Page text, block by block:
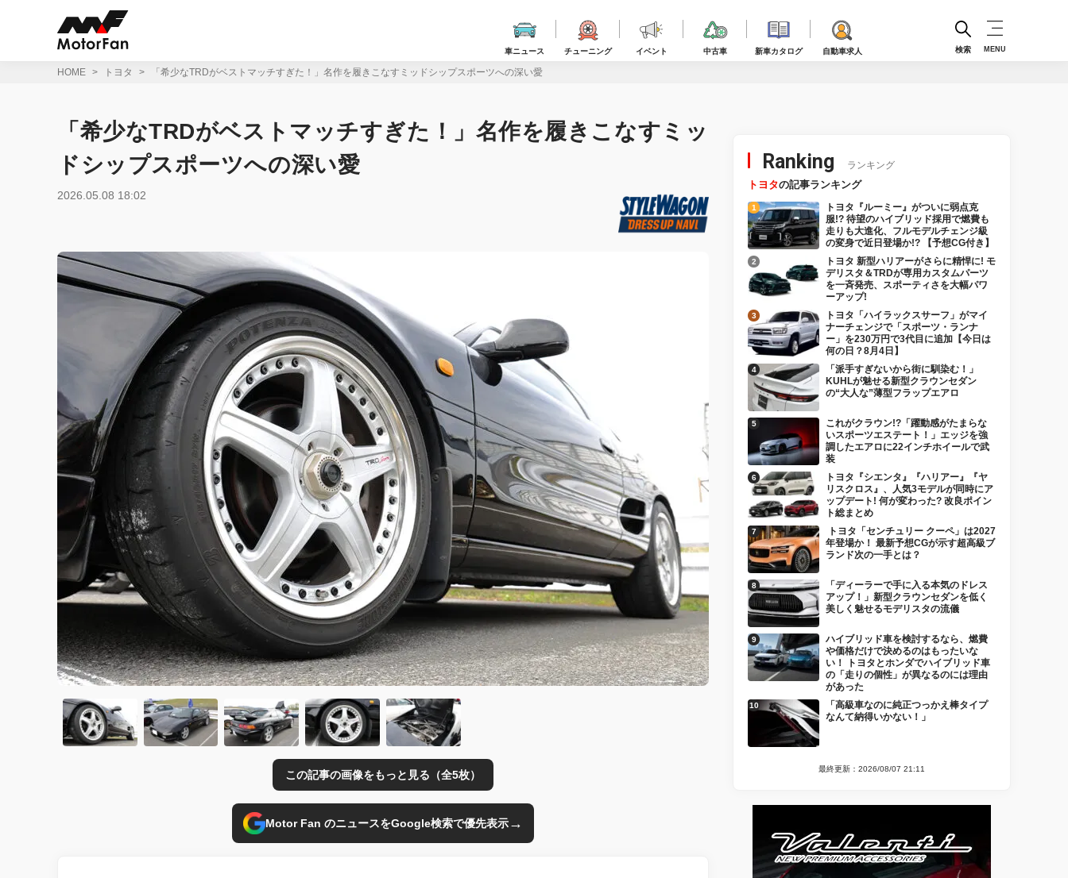
車ニュース チューニング イベント 中古車 新車カタログ 自動車求人 検索 MENU
HOME トヨタ 「希少なTRDがベストマッチすぎた！」名作を履きこなすミッドシップスポーツへの深い愛
「希少なTRDがベストマッチすぎた！」名作を履きこなすミッ
ドシップスポーツへの深い愛
2026.05.08 18:02
この記事の画像をもっと見る（全5枚）
Motor Fan のニュースをGoogle検索で優先表示→
Ranking ランキング
トヨタの記事ランキング
トヨタ『ルーミー』がついに弱点克
服!? 待望のハイブリッド採用で燃費も
走りも大進化、フルモデルチェンジ級
の変身で近日登場か!? 【予想CG付き】
トヨタ 新型ハリアーがさらに精悍に! モ
デリスタ＆TRDが専用カスタムパーツ
を一斉発売、スポーティさを大幅パワ
ーアップ!
トヨタ「ハイラックスサーフ」がマイ
ナーチェンジで「スポーツ・ランナ
ー」を230万円で3代目に追加【今日は
何の日？8月4日】
「派手すぎないから街に馴染む！」
KUHLが魅せる新型クラウンセダン
の“大人な”薄型フラップエアロ
これがクラウン!?「躍動感がたまらな
いスポーツエステート！」エッジを強
調したエアロに22インチホイールで武
装
トヨタ『シエンタ』『ハリアー』『ヤ
リスクロス』、人気3モデルが同時にア
ップデート! 何が変わった? 改良ポイン
ト総まとめ
トヨタ「センチュリー クーペ」は2027
年登場か！ 最新予想CGが示す超高級ブ
ランド次の一手とは？
「ディーラーで手に入る本気のドレス
アップ！」新型クラウンセダンを低く
美しく魅せるモデリスタの流儀
ハイブリッド車を検討するなら、燃費
や価格だけで決めるのはもったいな
い！ トヨタとホンダでハイブリッド車
の「走りの個性」が異なるのには理由
があった
「高級車なのに純正つっかえ棒タイプ
なんて納得いかない！」
最終更新：2026/08/07 21:11